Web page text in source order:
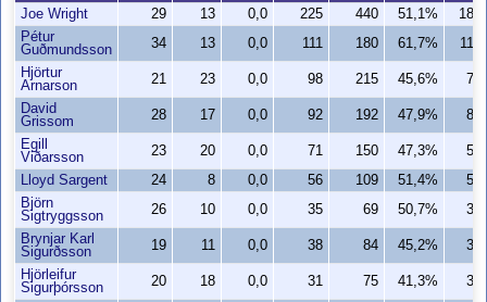
Joe Wright
29 13 0,0 225 440 51,1%
182
Pétur
Guðmundsson
34 13 0,0 111 180 61,7%
110
Hjörtur
Arnarson
21 23 0,0 98 215 45,6%
77
David
Grissom
28 17 0,0 92 192 47,9%
84
Egill
Viðarsson
23 20 0,0 71 150 47,3%
55
Lloyd Sargent
24 8 0,0 56 109 51,4%
55
Björn
Sigtryggsson
26 10 0,0 35 69 50,7%
35
Brynjar Karl
Sigurðsson
19 11 0,0 38 84 45,2%
35
Hjörleifur
Sigurþórsson
20 18 0,0 31 75 41,3%
30